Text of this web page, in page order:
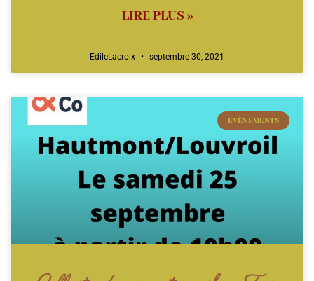
LIRE PLUS »
EdileLacroix septembre 30, 2021
EVÈNEMENTS